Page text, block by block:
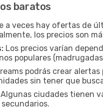
baratos
a veces hay ofertas de
los precios son
Los precios varían
populares
podrás crear
sin tener que
Algunas ciudades tienen